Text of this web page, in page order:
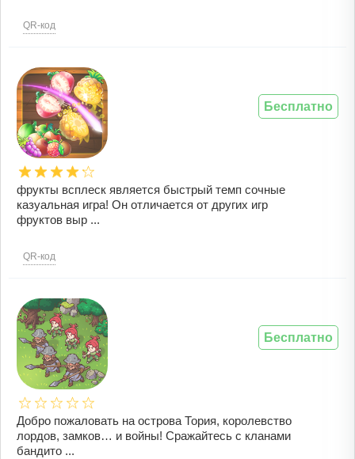
QR-код
фрукты всплеск является быстрый темп сочные
казуальная игра! Он отличается от других игр
фруктов выр ...
QR-код
Бесплатно
Добро пожаловать на острова Тория, королевство
лордов, замков… и войны! Сражайтесь с кланами
бандито ...
Бесплатно